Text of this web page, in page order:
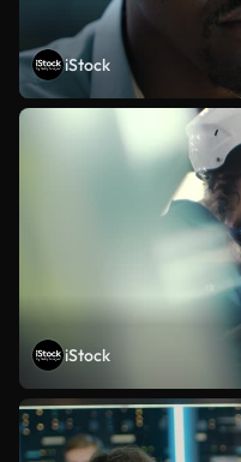
iStock
iStock